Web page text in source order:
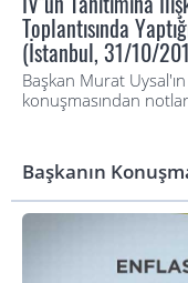
Toplantısında
(İstanbul, 31/10/
Başkan Murat
konuşmasından notlar
Başkanın